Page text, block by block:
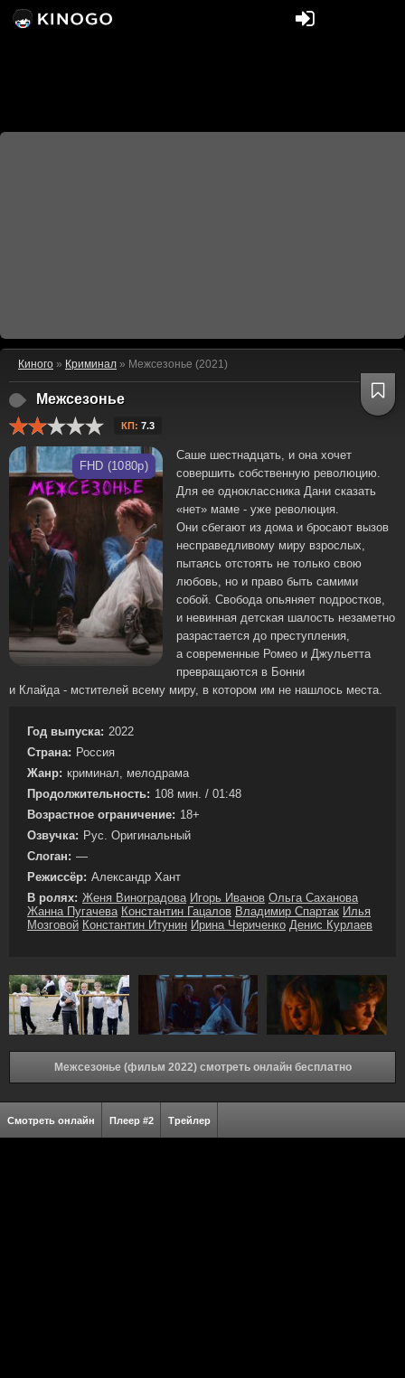
Киного » Криминал » Межсезонье (2021)
Межсезонье
КП: 7.3
FHD (1080p)
Саше шестнадцать, и она хочет
совершить собственную революцию.
Для ее одноклассника Дани сказать
«нет» маме - уже революция.
Они сбегают из дома и бросают вызов
несправедливому миру взрослых,
пытаясь отстоять не только свою
любовь, но и право быть самими
собой. Свобода опьяняет подростков,
и невинная детская шалость незаметно
разрастается до преступления,
а современные Ромео и Джульетта
превращаются в Бонни
и Клайда - мстителей всему миру, в котором им не нашлось места.
Год выпуска: 2022
Страна: Россия
Жанр: криминал, мелодрама
Продолжительность: 108 мин. / 01:48
Возрастное ограничение: 18+
Озвучка: Рус. Оригинальный
Слоган: —
Режиссёр: Александр Хант
В ролях: Женя Виноградова Игорь Иванов Ольга Саханова
Жанна Пугачева Константин Гацалов Владимир Спартак Илья
Мозговой Константин Итунин Ирина Чериченко Денис Курлаев
Межсезонье (фильм 2022) смотреть онлайн бесплатно
Смотреть онлайн Плеер #2 Трейлер